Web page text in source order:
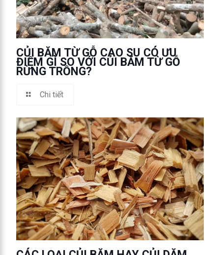
CỦI BĂM TỪ GỖ CAO SU CÓ ƯU
ĐIỂM GÌ SO VỚI CỦI BĂM TỪ GỖ
RỪNG TRỒNG?
Chi tiết